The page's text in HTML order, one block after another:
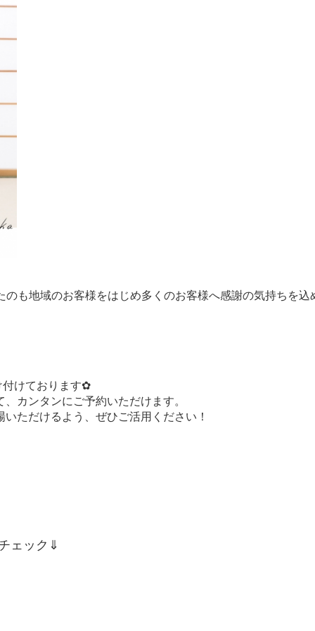
も地域のお客様をはじめ多くのお客様へ感謝の気持ちを込
けております✿
カンタンにご予約いただけます。
ただけるよう、ぜひご活用ください！
ェック⇓